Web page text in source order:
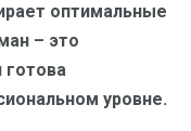
оптимальные
– это
готова
уровне.